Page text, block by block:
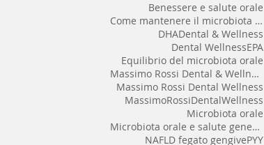
Benessere e salute orale
Come mantenere il microbiota orale sano
DHADental & Wellness
Dental WellnessEPA
Equilibrio del microbiota orale
Massimo Rossi Dental & Wellness
Massimo Rossi Dental Wellness
MassimoRossiDentalWellness
Microbiota orale
Microbiota orale e salute generale
NAFLD fegato gengivePYY